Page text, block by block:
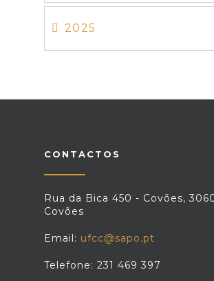
2025
CONTACTOS
Rua da Bica 450 - Covões,
Covões
Email: ufcc@sapo.pt
Telefone: 231 469 397